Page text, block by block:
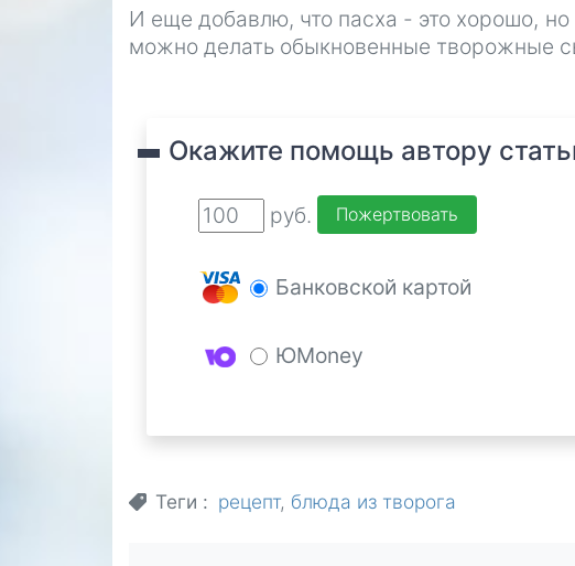
И еще добавлю, что пасха - это хорошо,
можно делать обыкновенные творожные
Окажите помощь автору
руб.
Банковской картой
ЮMoney
Теги рецепт блюда из творога